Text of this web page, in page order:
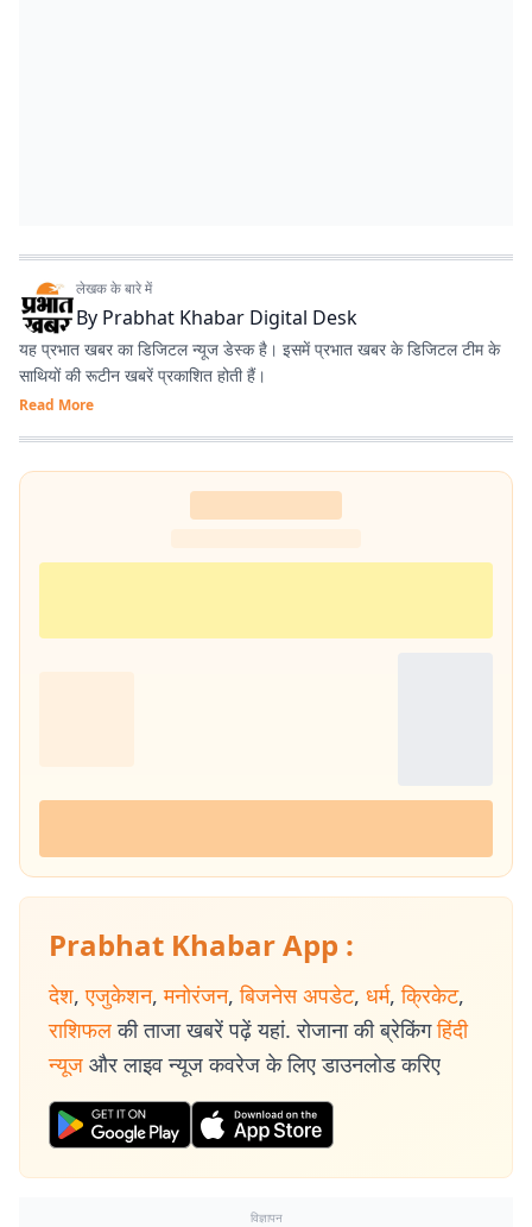
लेखक के बारे में
By Prabhat Khabar Digital Desk
यह प्रभात खबर का डिजिटल न्यूज डेस्क है। इसमें प्रभात खबर के डिजिटल टीम के
साथियों की रूटीन खबरें प्रकाशित होती हैं।
Read More
Prabhat Khabar App :
देश, एजुकेशन, मनोरंजन, बिजनेस अपडेट, धर्म, क्रिकेट,
राशिफल की ताजा खबरें पढ़ें यहां. रोजाना की ब्रेकिंग हिंदी
न्यूज और लाइव न्यूज कवरेज के लिए डाउनलोड करिए
विज्ञापन